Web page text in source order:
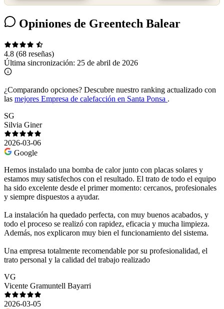
Opiniones de Greentech Balear
4.8 (68 reseñas)
Última sincronización: 25 de abril de 2026
¿Comparando opciones? Descubre nuestro ranking actualizado con
las mejores Empresa de calefacción en Santa Ponsa .
SG
Silvia Giner
2026-03-06
Google
Hemos instalado una bomba de calor junto con placas solares y
estamos muy satisfechos con el resultado. El trato de todo el equipo
ha sido excelente desde el primer momento: cercanos, profesionales
y siempre dispuestos a ayudar.
La instalación ha quedado perfecta, con muy buenos acabados, y
todo el proceso se realizó con rapidez, eficacia y mucha limpieza.
Además, nos explicaron muy bien el funcionamiento del sistema.
Una empresa totalmente recomendable por su profesionalidad, el
trato personal y la calidad del trabajo realizado
VG
Vicente Gramuntell Bayarri
2026-03-05